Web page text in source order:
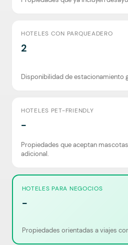
HOTELES CON PARQUEADERO
2
Disponibilidad de estacionamiento
HOTELES PET-FRIENDLY
-
Propiedades que aceptan
adicional.
HOTELES PARA NEGOCIOS
-
Propiedades orientadas a viajes